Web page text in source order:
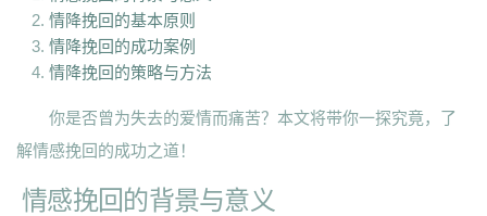
情降挽回的基本原则
情降挽回的成功案例
情降挽回的策略与方法
你是否曾为失去的爱情而痛苦？本文将带你一探究竟，了
解情感挽回的成功之道！
情感挽回的背景与意义